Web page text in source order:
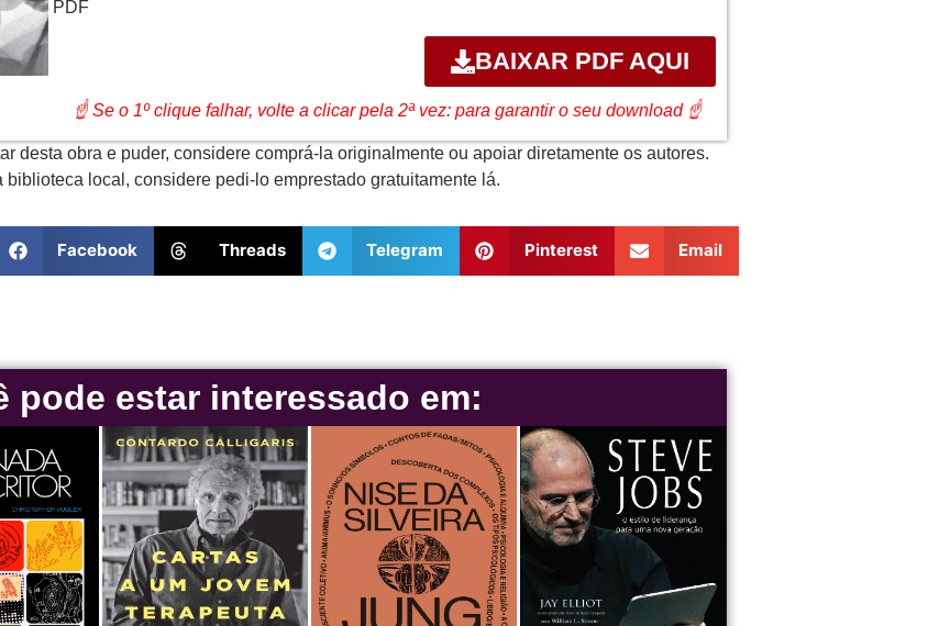
PDF
BAIXAR PDF AQUI
☝ Se o 1º clique falhar, volte a clicar pela 2ª vez: para garantir o seu download ☝
desta obra e puder, considere comprá-la originalmente ou apoiar diretamente os autores.
local, considere pedi-lo emprestado gratuitamente lá.
Facebook Threads Telegram Pinterest Email
pode estar interessado em: